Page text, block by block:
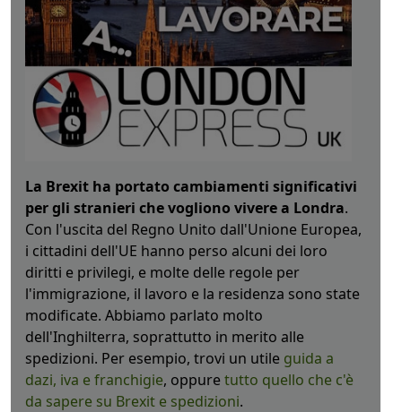
La Brexit ha portato cambiamenti significativi
per gli stranieri che vogliono vivere a Londra.
Con l'uscita del Regno Unito dall'Unione Europea,
i cittadini dell'UE hanno perso alcuni dei loro
diritti e privilegi, e molte delle regole per
l'immigrazione, il lavoro e la residenza sono state
modificate. Abbiamo parlato molto
dell'Inghilterra, soprattutto in merito alle
spedizioni. Per esempio, trovi un utile guida a
dazi, iva e franchigie, oppuretutto quello che c'è
da sapere su Brexit e spedizioni.